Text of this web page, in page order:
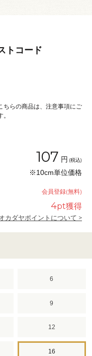
トコード
の商品は、注意事項にご
107 円 (税込)
※10cm単位価格
会員登録(無料)
4pt獲得
カダヤポイントについて >
6
9
12
16